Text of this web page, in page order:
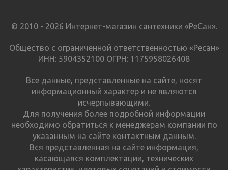
© 2010 - 2026 Интернет-магазин сантехники «РеСан».
Общество с ограниченной ответственностью «Ресан»
ИНН: 5904352100 ОГРН: 1175958026408
Все данные, представленные на сайте, носят
информационный характер и не являются
исчерпывающими.
Для получения более подробной информации
необходимо обратиться к менеджерам компании по
указанным на сайте контактным данным.
Вся представленная на сайте информация,
касающаяся комплектации, технических